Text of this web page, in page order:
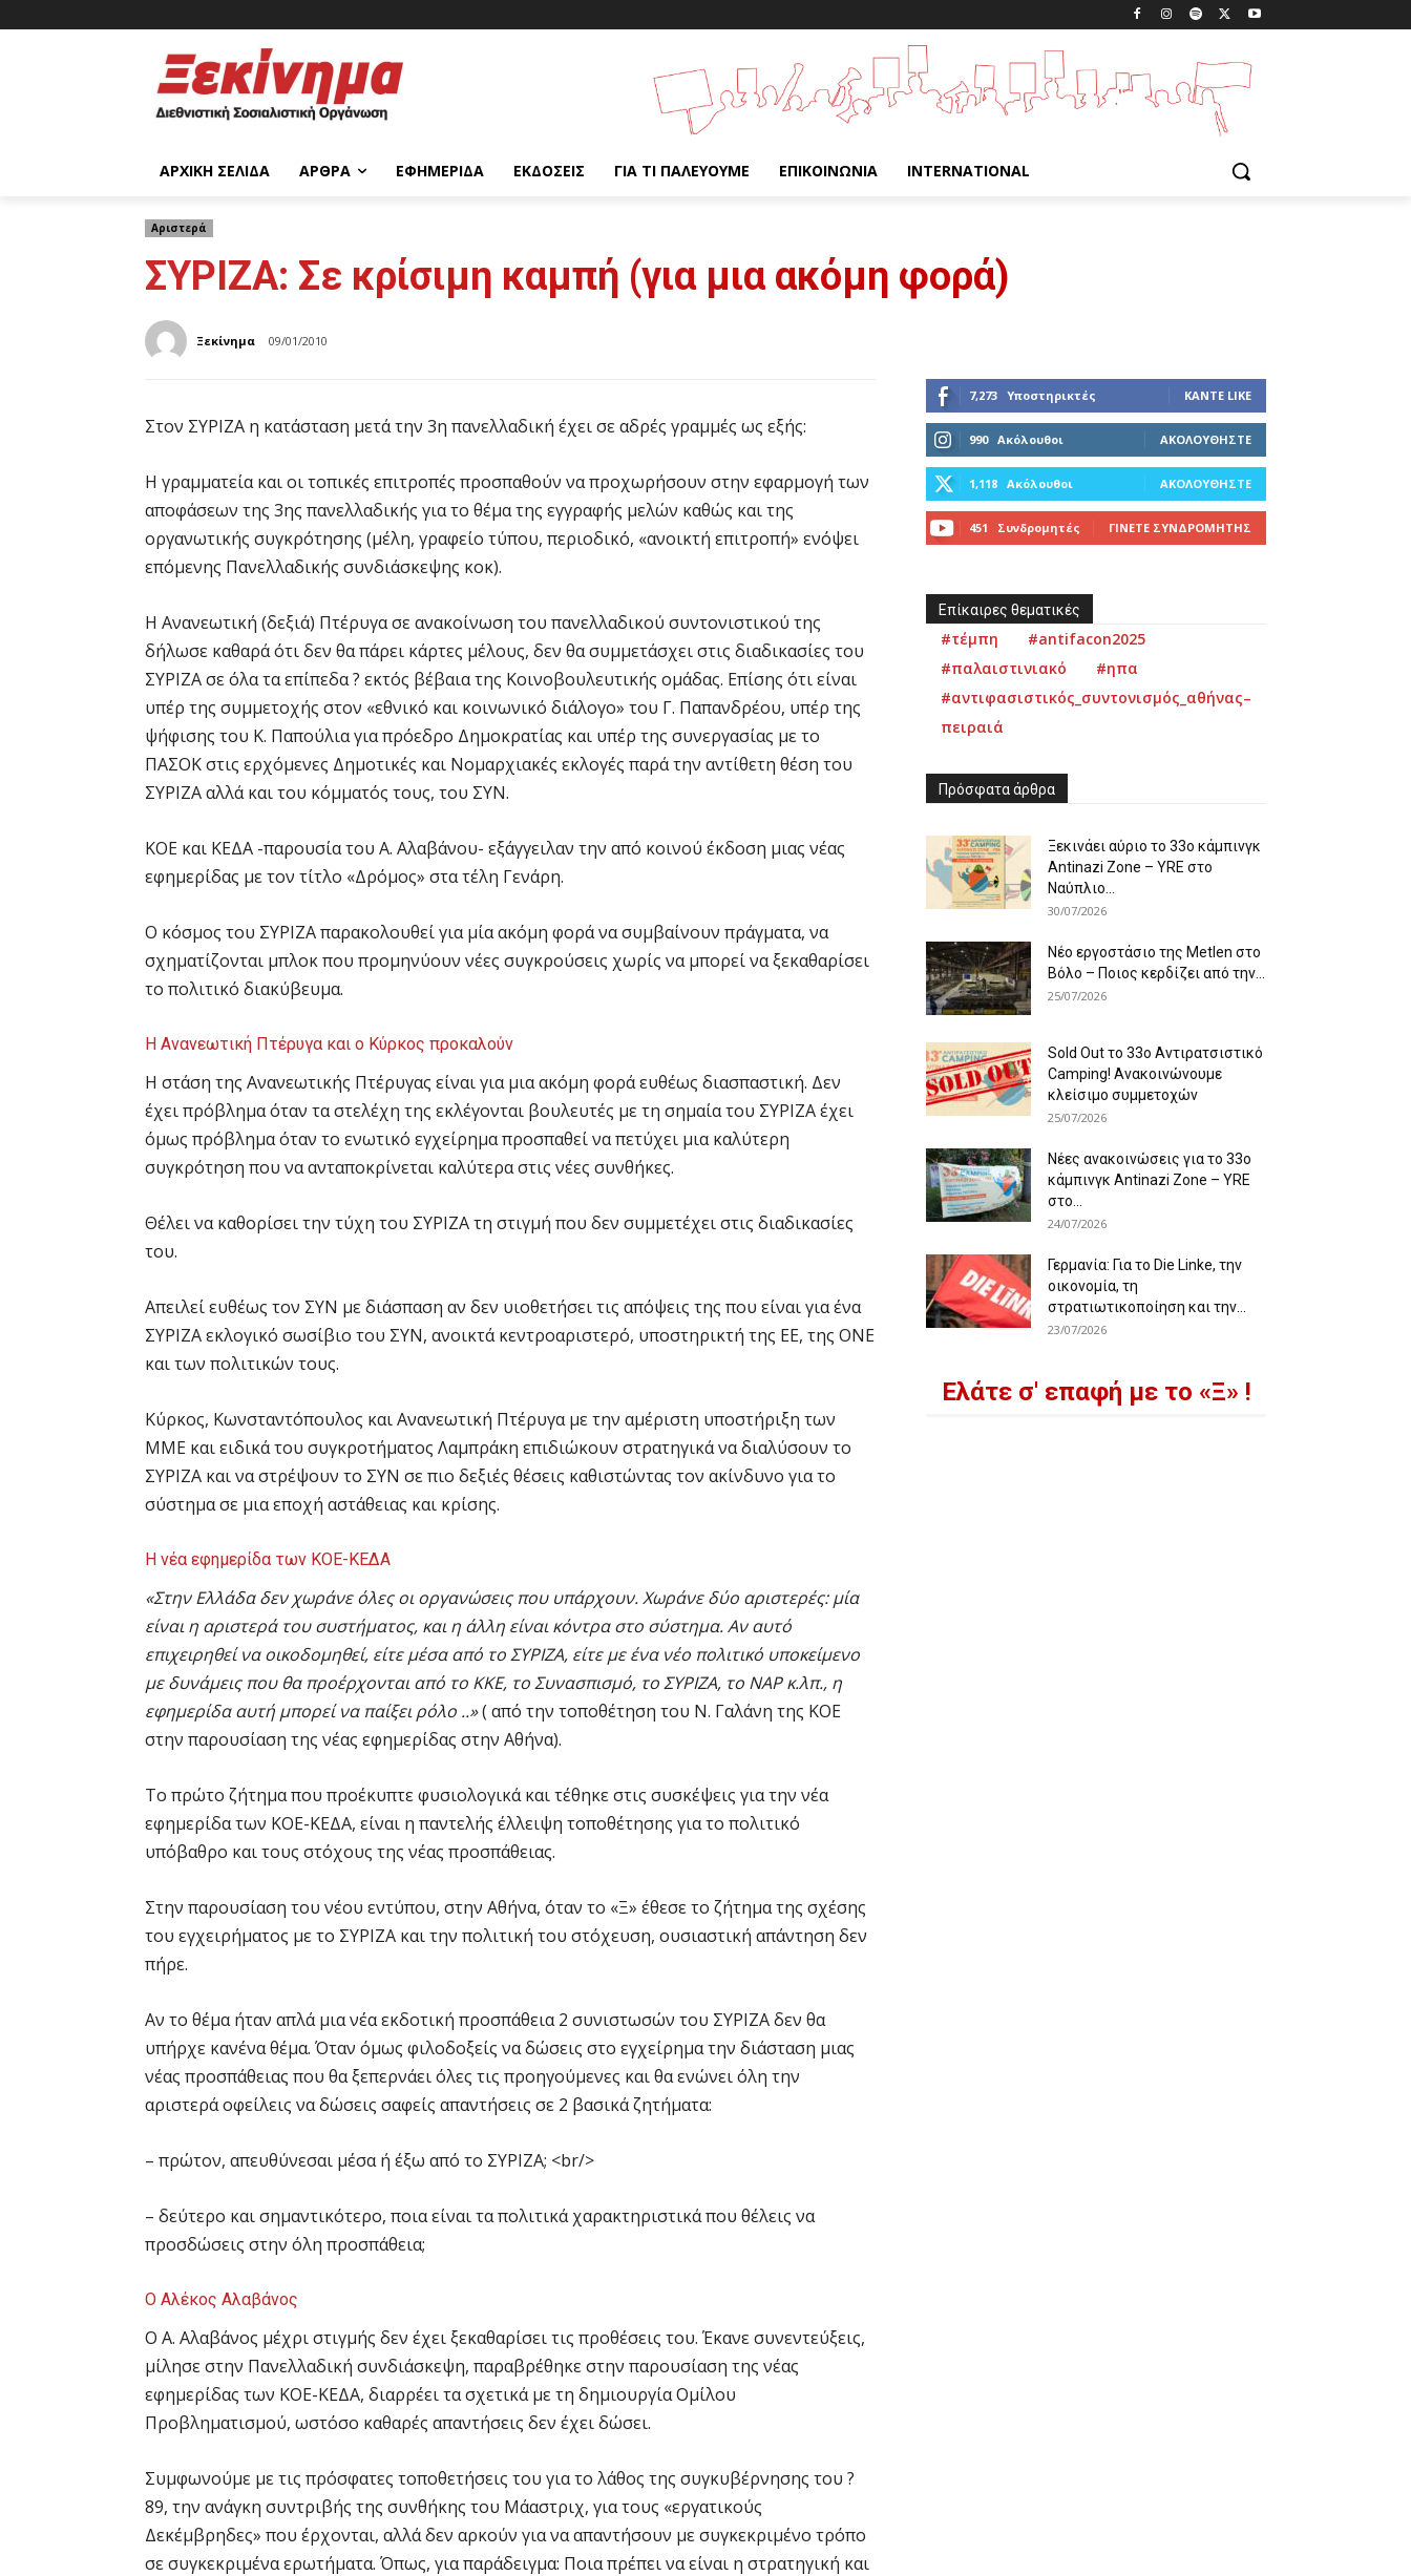
ΑΡΧΙΚΉ ΣΕΛΊΔΑ ΆΡΘΡΑ ΕΦΗΜΕΡΊΔΑ ΕΚΔΌΣΕΙΣ ΓΙΑ ΤΙ ΠΑΛΕΎΟΥΜΕ ΕΠΙΚΟΙΝΩΝΊΑ INTERNATIONAL
Αριστερά
ΣΥΡΙΖΑ: Σε κρίσιμη καμπή (για μια ακόμη φορά)
Ξεκίνημα 09/01/2010
Στον ΣΥΡΙΖΑ η κατάσταση μετά την 3η πανελλαδική έχει σε αδρές γραμμές ως εξής:
Η γραμματεία και οι τοπικές επιτροπές προσπαθούν να προχωρήσουν στην εφαρμογή των
αποφάσεων της 3ης πανελλαδικής για το θέμα της εγγραφής μελών καθώς και της
οργανωτικής συγκρότησης (μέλη, γραφείο τύπου, περιοδικό, «ανοικτή επιτροπή» ενόψει
επόμενης Πανελλαδικής συνδιάσκεψης κοκ).
Η Ανανεωτική (δεξιά) Πτέρυγα σε ανακοίνωση του πανελλαδικού συντονιστικού της
δήλωσε καθαρά ότι δεν θα πάρει κάρτες μέλους, δεν θα συμμετάσχει στις διαδικασίες του
ΣΥΡΙΖΑ σε όλα τα επίπεδα ? εκτός βέβαια της Κοινοβουλευτικής ομάδας. Επίσης ότι είναι
υπέρ της συμμετοχής στον «εθνικό και κοινωνικό διάλογο» του Γ. Παπανδρέου, υπέρ της
ψήφισης του Κ. Παπούλια για πρόεδρο Δημοκρατίας και υπέρ της συνεργασίας με το
ΠΑΣΟΚ στις ερχόμενες Δημοτικές και Νομαρχιακές εκλογές παρά την αντίθετη θέση του
ΣΥΡΙΖΑ αλλά και του κόμματός τους, του ΣΥΝ.
ΚΟΕ και ΚΕΔΑ -παρουσία του Α. Αλαβάνου- εξάγγειλαν την από κοινού έκδοση μιας νέας
εφημερίδας με τον τίτλο «Δρόμος» στα τέλη Γενάρη.
Ο κόσμος του ΣΥΡΙΖΑ παρακολουθεί για μία ακόμη φορά να συμβαίνουν πράγματα, να
σχηματίζονται μπλοκ που προμηνύουν νέες συγκρούσεις χωρίς να μπορεί να ξεκαθαρίσει
το πολιτικό διακύβευμα.
Η Ανανεωτική Πτέρυγα και ο Κύρκος προκαλούν
Η στάση της Ανανεωτικής Πτέρυγας είναι για μια ακόμη φορά ευθέως διασπαστική. Δεν
έχει πρόβλημα όταν τα στελέχη της εκλέγονται βουλευτές με τη σημαία του ΣΥΡΙΖΑ έχει
όμως πρόβλημα όταν το ενωτικό εγχείρημα προσπαθεί να πετύχει μια καλύτερη
συγκρότηση που να ανταποκρίνεται καλύτερα στις νέες συνθήκες.
Θέλει να καθορίσει την τύχη του ΣΥΡΙΖΑ τη στιγμή που δεν συμμετέχει στις διαδικασίες
του.
Απειλεί ευθέως τον ΣΥΝ με διάσπαση αν δεν υιοθετήσει τις απόψεις της που είναι για ένα
ΣΥΡΙΖΑ εκλογικό σωσίβιο του ΣΥΝ, ανοικτά κεντροαριστερό, υποστηρικτή της ΕΕ, της ΟΝΕ
και των πολιτικών τους.
Κύρκος, Κωνσταντόπουλος και Ανανεωτική Πτέρυγα με την αμέριστη υποστήριξη των
ΜΜΕ και ειδικά του συγκροτήματος Λαμπράκη επιδιώκουν στρατηγικά να διαλύσουν το
ΣΥΡΙΖΑ και να στρέψουν το ΣΥΝ σε πιο δεξιές θέσεις καθιστώντας τον ακίνδυνο για το
σύστημα σε μια εποχή αστάθειας και κρίσης.
Η νέα εφημερίδα των ΚΟΕ-ΚΕΔΑ
«Στην Ελλάδα δεν χωράνε όλες οι οργανώσεις που υπάρχουν. Χωράνε δύο αριστερές: μία
είναι η αριστερά του συστήματος, και η άλλη είναι κόντρα στο σύστημα. Αν αυτό
επιχειρηθεί να οικοδομηθεί, είτε μέσα από το ΣΥΡΙΖΑ, είτε με ένα νέο πολιτικό υποκείμενο
με δυνάμεις που θα προέρχονται από το ΚΚΕ, το Συνασπισμό, το ΣΥΡΙΖΑ, το ΝΑΡ κ.λπ., η
εφημερίδα αυτή μπορεί να παίξει ρόλο ..»( από την τοποθέτηση του Ν. Γαλάνη της ΚΟΕ
στην παρουσίαση της νέας εφημερίδας στην Αθήνα).
Το πρώτο ζήτημα που προέκυπτε φυσιολογικά και τέθηκε στις συσκέψεις για την νέα
εφημερίδα των ΚΟΕ-ΚΕΔΑ, είναι η παντελής έλλειψη τοποθέτησης για το πολιτικό
υπόβαθρο και τους στόχους της νέας προσπάθειας.
Στην παρουσίαση του νέου εντύπου, στην Αθήνα, όταν το «Ξ» έθεσε το ζήτημα της σχέσης
του εγχειρήματος με το ΣΥΡΙΖΑ και την πολιτική του στόχευση, ουσιαστική απάντηση δεν
πήρε.
Αν το θέμα ήταν απλά μια νέα εκδοτική προσπάθεια 2 συνιστωσών του ΣΥΡΙΖΑ δεν θα
υπήρχε κανένα θέμα. Όταν όμως φιλοδοξείς να δώσεις στο εγχείρημα την διάσταση μιας
νέας προσπάθειας που θα ξεπερνάει όλες τις προηγούμενες και θα ενώνει όλη την
αριστερά οφείλεις να δώσεις σαφείς απαντήσεις σε 2 βασικά ζητήματα:
– πρώτον, απευθύνεσαι μέσα ή έξω από το ΣΥΡΙΖΑ; <br/>
– δεύτερο και σημαντικότερο, ποια είναι τα πολιτικά χαρακτηριστικά που θέλεις να
προσδώσεις στην όλη προσπάθεια;
Ο Αλέκος Αλαβάνος
Ο Α. Αλαβάνος μέχρι στιγμής δεν έχει ξεκαθαρίσει τις προθέσεις του. Έκανε συνεντεύξεις,
μίλησε στην Πανελλαδική συνδιάσκεψη, παραβρέθηκε στην παρουσίαση της νέας
εφημερίδας των ΚΟΕ-ΚΕΔΑ, διαρρέει τα σχετικά με τη δημιουργία Ομίλου
Προβληματισμού, ωστόσο καθαρές απαντήσεις δεν έχει δώσει.
Συμφωνούμε με τις πρόσφατες τοποθετήσεις του για το λάθος της συγκυβέρνησης του ?
89, την ανάγκη συντριβής της συνθήκης του Μάαστριχ, για τους «εργατικούς
Δεκέμβρηδες» που έρχονται, αλλά δεν αρκούν για να απαντήσουν με συγκεκριμένο τρόπο
σε συγκεκριμένα ερωτήματα. Όπως, για παράδειγμα: Ποια πρέπει να είναι η στρατηγική και
7,273 Υποστηρικτές ΚΆΝΤΕ LIKE
990 Ακόλουθοι ΑΚΟΛΟΥΘΉΣΤΕ
1,118 Ακόλουθοι ΑΚΟΛΟΥΘΉΣΤΕ
451 Συνδρομητές ΓΊΝΕΤΕ ΣΥΝΔΡΟΜΗΤΉΣ
Επίκαιρες θεματικές
#τέμπη
#antifacon2025
#παλαιστινιακό
#ηπα
#αντιφασιστικός_συντονισμός_αθήνας–
πειραιά
Πρόσφατα άρθρα
Ξεκινάει αύριο το 33ο κάμπινγκ
Antinazi Zone – YRE στο
Ναύπλιο...
30/07/2026
Νέο εργοστάσιο της Metlen στο
Βόλο – Ποιος κερδίζει από την...
25/07/2026
Sold Out το 33ο Αντιρατσιστικό
Camping! Ανακοινώνουμε
κλείσιμο συμμετοχών
25/07/2026
Νέες ανακοινώσεις για το 33ο
κάμπινγκ Antinazi Zone – YRE
στο...
24/07/2026
Γερμανία: Για το Die Linke, την
οικονομία, τη
στρατιωτικοποίηση και την...
23/07/2026
Ελάτε σ' επαφή με το «Ξ» !